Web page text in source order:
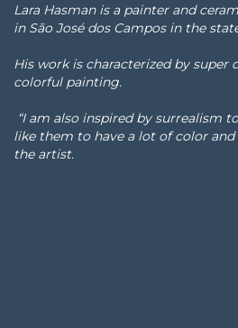
Lara Hasman is a painter and
in São José dos Campos in the
His work is characterized by super
colorful painting.
“I am also inspired by surrealism
like them to have a lot of color and
the artist.